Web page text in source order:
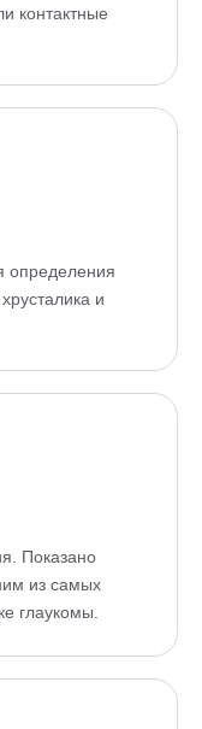
контактные
определения
и
Показано
из самых
глаукомы.